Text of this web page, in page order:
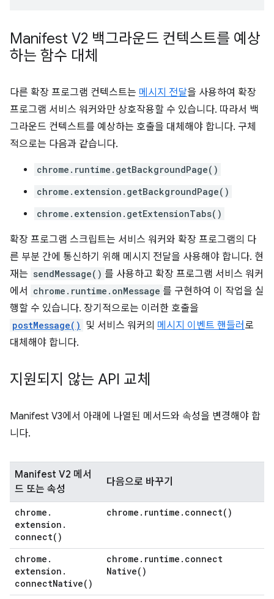
Manifest V2 백그라운드 컨텍스트를 예상
하는 함수 대체
다른 확장 프로그램 컨텍스트는 메시지 전달을 사용하여 확장
프로그램 서비스 워커와만 상호작용할 수 있습니다. 따라서 백
그라운드 컨텍스트를 예상하는 호출을 대체해야 합니다. 구체
적으로는 다음과 같습니다.
chrome.runtime.getBackgroundPage()
chrome.extension.getBackgroundPage()
chrome.extension.getExtensionTabs()
확장 프로그램 스크립트는 서비스 워커와 확장 프로그램의 다
른 부분 간에 통신하기 위해 메시지 전달을 사용해야 합니다. 현
재는 sendMessage() 를 사용하고 확장 프로그램 서비스 워커
에서
chrome.runtime.onMessage 를 구현하여 이 작업을 실
행할 수 있습니다. 장기적으로는 이러한 호출을
postMessage() 및 서비스 워커의 메시지 이벤트 핸들러 로
대체해야 합니다.
지원되지 않는 API 교체
Manifest V3에서 아래에 나열된 메서드와 속성을 변경해야 합
니다.
Manifest V2 메서
드 또는 속성
다음으로 바꾸기
chrome .
extension .
connect( )
chrome . runtime . connect( )
chrome .
extension .
connectNative( )
chrome . runtime . connect
Native( )